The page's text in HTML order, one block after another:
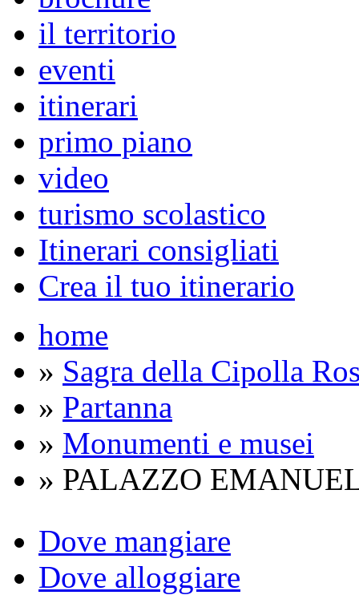
il territorio
eventi
itinerari
primo piano
video
turismo scolastico
Itinerari consigliati
Crea il tuo itinerario
home
» Sagra della Cipolla
» Partanna
» Monumenti e musei
» PALAZZO
Dove mangiare
Dove alloggiare